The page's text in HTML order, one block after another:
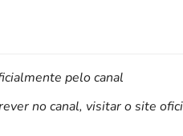
pelo canal
no canal, visitar o site